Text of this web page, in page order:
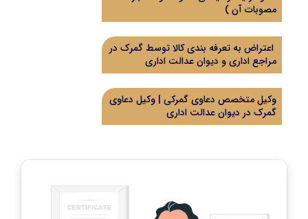
مصوبات آن )
اعتراض به تعرفه بندی کالا توسط گمرک در
مراجع اداری و دیوان عدالت اداری
وکیل متخصص دعاوی گمرکی | وکیل دعاوی
گمرک در دیوان عدالت اداری